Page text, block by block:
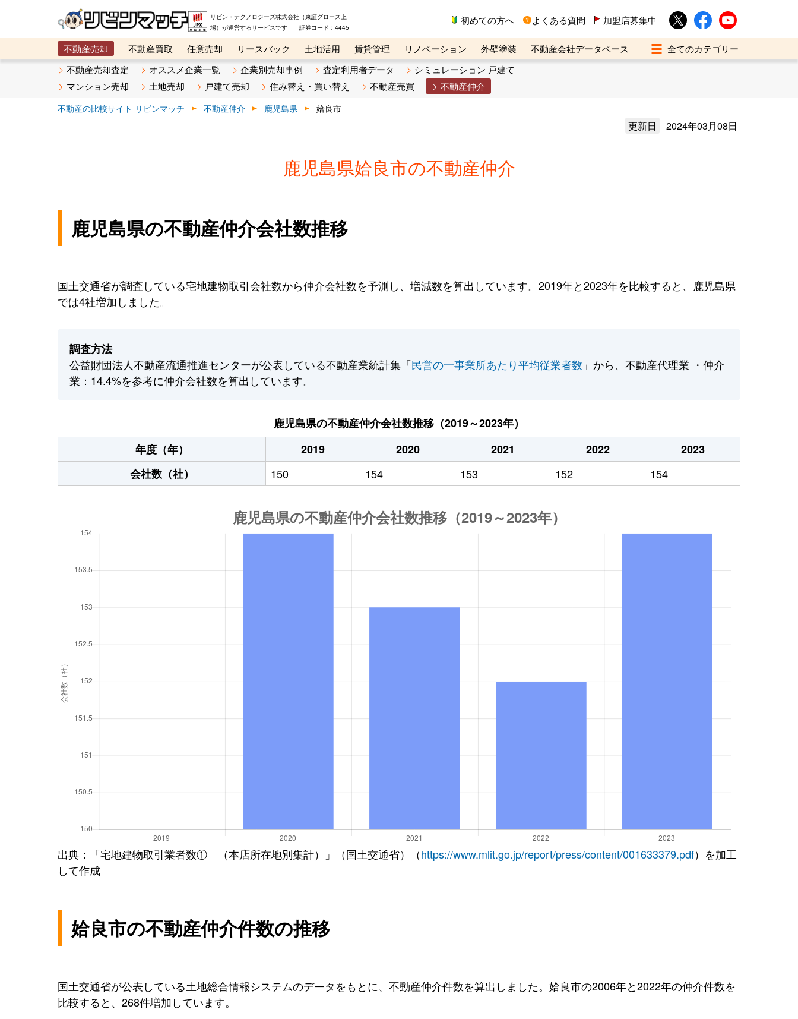
リビン・テクノロジーズ株式会社（東証グロース上
場）が運営するサービスです 証券コード：4445
初めての方へ よくある質問 加盟店募集中
不動産売却 不動産買取 任意売却 リースバック 土地活用 賃貸管理 リノベーション 外壁塗装
不動産会社データベース
メタ住宅展示場
ベスト不動産カンパニー オンライン講座 リビンマガジンBiz 不動産売却ご相談デスク
不動産売却査定 オススメ企業一覧 企業別売却事例 査定利用者データ
シミュレーション 戸建て
マンション売却
土地売却 戸建て売却 住み替え・買い替え 不動産売買 不動産仲介
不動産の比較サイト リビンマッチ 不動産仲介 鹿児島県 姶良市
更新日 2024年03月08日
鹿児島県姶良市の不動産仲介
鹿児島県の不動産仲介会社数推移
国土交通省が調査している宅地建物取引会社数から仲介会社数を予測し、増減数を算出しています。2019年と2023年を比較すると、鹿児島県
では4社増加しました。
調査方法
公益財団法人不動産流通推進センターが公表している不動産業統計集「民営の一事業所あたり平均従業者数 」から、不動産代理業 ・仲介
業：14.4%を参考に仲介会社数を算出しています。
鹿児島県の不動産仲介会社数推移（2019～2023年）
年度（年）
2019 2020 2021 2022
2023
会社数（社）
150 154 153 152 154
出典：「宅地建物取引業者数① （本店所在地別集計）」（国土交通省）（https://www.mlit.go.jp/report/press/content/001633379.pdf）を加工
して作成
姶良市の不動産仲介件数の推移
国土交通省が公表している土地総合情報システムのデータをもとに、不動産仲介件数を算出しました。姶良市の2006年と2022年の仲介件数を
比較すると、268件増加しています。